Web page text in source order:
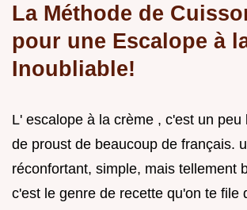
La Méthode de
pour une Escalope à
Inoubliable!
L' escalope à la crème , c'est un peu
de proust de beaucoup de français.
réconfortant, simple, mais tellement
c'est le genre de recette qu'on te file